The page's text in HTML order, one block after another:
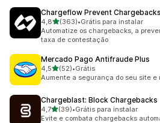
Chargeflow Prevent Chargebacks
4,8de 5 estrelas
(363)
363 avaliações ao todo
•Grátis para instalar
Automatize os chargebacks, a
taxa de contestação
Mercado Pago Antifraude Plus
4,5de 5 estrelas
(52)
52 avaliações ao todo
•Grátis
Aumente a segurança do seu site e
Chargeblast: Block Chargebacks
4,7de 5 estrelas
(39)
39 avaliações ao todo
•Grátis para instalar
Evite e combata chargebacks